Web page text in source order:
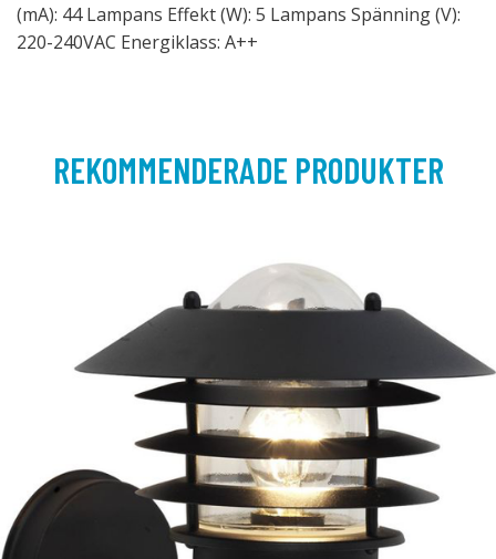
(mA): 44 Lampans Effekt (W): 5 Lampans Spänning (V):
220-240VAC Energiklass: A++
REKOMMENDERADE PRODUKTER